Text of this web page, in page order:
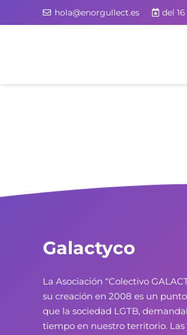
hola@enorgullect.es del
Galactyco
La Asociación “Colectivo
su creación en 2008 es un
que la sociedad LGTB,
tiempo en nuestro territorio.